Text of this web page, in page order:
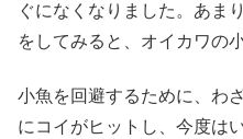
ぐになくなりました。あま
をしてみると、オイカワの
小魚を回避するために、わ
にコイがヒットし、今度は